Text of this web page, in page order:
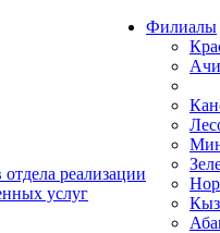
реализации
услуг
Филиалы